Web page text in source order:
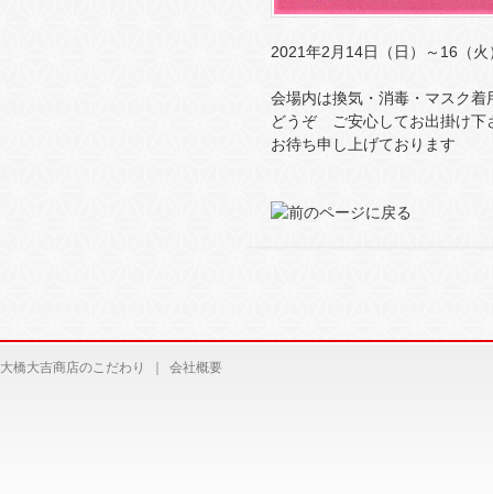
2021年2月14日（日）～16（
会場内は換気・消毒・マスク着
どうぞ ご安心してお出掛け下
お待ち申し上げております
大橋大吉商店のこだわり ｜ 会社概要